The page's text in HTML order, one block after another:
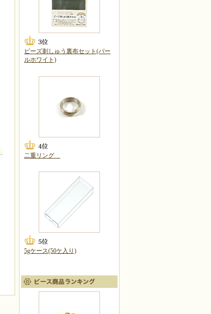
ビーズ刺しゅう裏布セット(パー
ルホワイト)
二重リング
5gケース(50ケ入り)